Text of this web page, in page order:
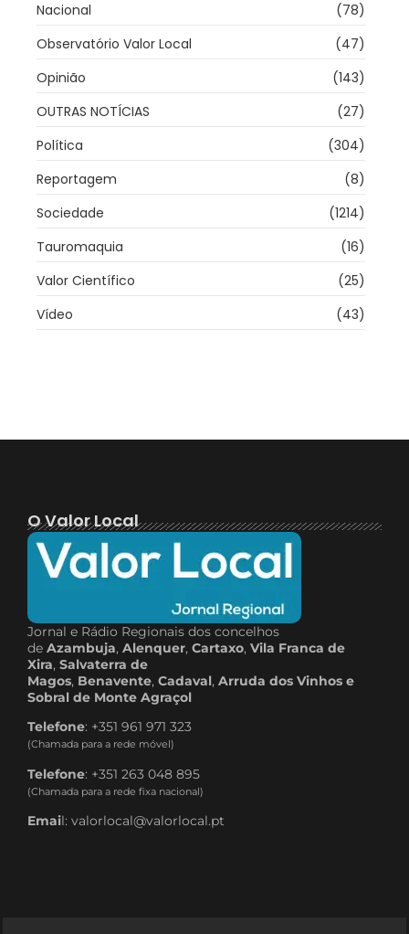
Nacional
(78)
Observatório Valor Local
(47)
Opinião
(143)
OUTRAS NOTÍCIAS
(27)
Política
(304)
Reportagem
(8)
Sociedade
(1214)
Tauromaquia
(16)
Valor Científico
(25)
Vídeo
(43)
O Valor Local
Jornal e Rádio Regionais dos concelhos
de Azambuja, Alenquer, Cartaxo, Vila Franca de
Xira, Salvaterra de
Magos, Benavente, Cadaval, Arruda dos Vinhos e
Sobral de Monte Agraçol
Telefone: +351 961 971 323
(Chamada para a rede móvel)
Telefone: +351 263 048 895
(Chamada para a rede fixa nacional)
Email: valorlocal@valorlocal.pt